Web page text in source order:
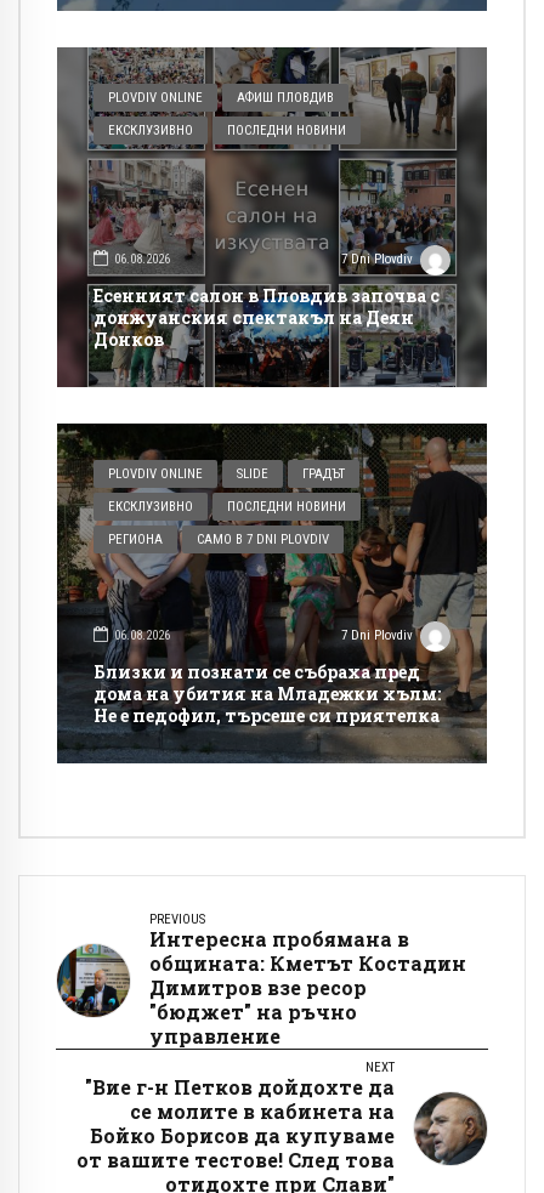
PLOVDIV ONLINE АФИШ ПЛОВДИВ
ЕКСКЛУЗИВНО ПОСЛЕДНИ НОВИНИ
06.08.2026 7 Dni Plovdiv
Есенният салон в Пловдив започва с
донжуанския спектакъл на Деян
Донков
PLOVDIV ONLINE SLIDE ГРАДЪТ
ЕКСКЛУЗИВНО ПОСЛЕДНИ НОВИНИ
РЕГИОНА САМО В 7 DNI PLOVDIV
06.08.2026 7 Dni Plovdiv
Близки и познати се събраха пред
дома на убития на Младежки хълм:
Не е педофил, търсеше си приятелка
PREVIOUS
Интересна пробямана в
общината: Кметът Костадин
Димитров взе ресор
"бюджет" на ръчно
управление
NEXT
"Вие г-н Петков дойдохте да
се молите в кабинета на
Бойко Борисов да купуваме
от вашите тестове! След това
отидохте при Слави"